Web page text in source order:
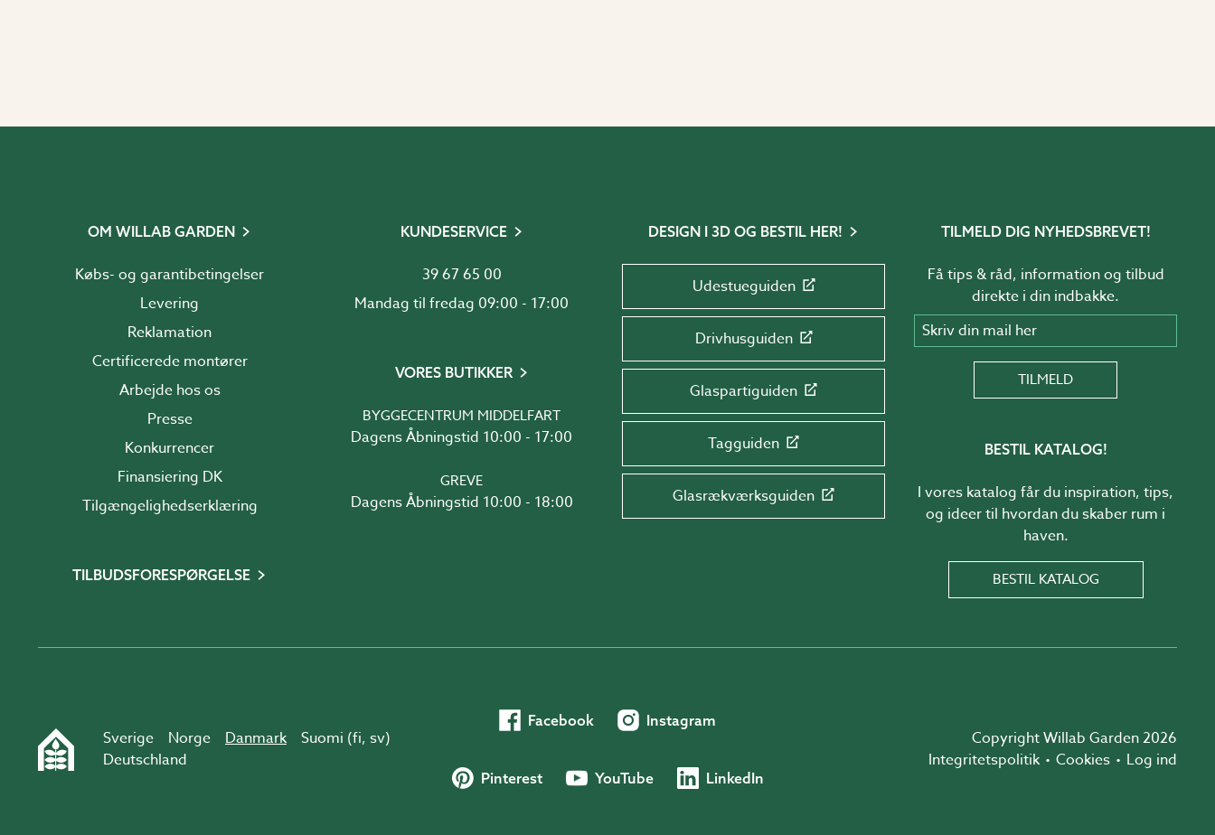
OM WILLAB GARDEN
Købs- og garantibetingelser
Levering
Reklamation
Certificerede montører
Arbejde hos os
Presse
Konkurrencer
Finansiering DK
Tilgængelighedserklæring
TILBUDSFORESPØRGELSE
KUNDESERVICE
39 67 65 00
Mandag til fredag 09:00 - 17:00
VORES BUTIKKER
BYGGECENTRUM MIDDELFART
Dagens Åbningstid 10:00 - 17:00
GREVE
Dagens Åbningstid 10:00 - 18:00
DESIGN I 3D OG BESTIL HER!
Udestueguiden
Drivhusguiden
Glaspartiguiden
Tagguiden
Glasrækværksguiden
TILMELD DIG NYHEDSBREVET!
Få tips & råd, information og tilbud
direkte i din indbakke.
Skriv din mail her
TILMELD
BESTIL KATALOG!
I vores katalog får du inspiration, tips,
og ideer til hvordan du skaber rum i
haven.
BESTIL KATALOG
Facebook Instagram
Pinterest YouTube LinkedIn
Sverige Norge Danmark Suomi (fi, sv)
Deutschland
Copyright Willab Garden 2026
Integritetspolitik
Cookies Log ind